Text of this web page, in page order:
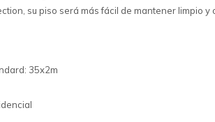
su piso será más fácil de mantener limpio y
35x2m